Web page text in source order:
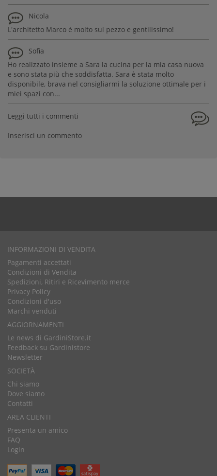
Nicola
L'architetto Marco è molto sul pezzo e gentilissimo!
Sofia
Ho realizzato insieme a Sara la cucina per la mia casa nuova
e sono stata più che soddisfatta. Sara è stata molto
disponibile, brava nel consigliarmi la soluzione ottimale per i
miei spazi con...
Leggi tutti i commenti
Inserisci un commento
INFORMAZIONI DI VENDITA
Pagamenti accettati
Condizioni di Vendita
Spedizioni, Ritiri e Ricevimento merce
Privacy Policy
Condizioni d'uso
Marchi venduti
AGGIORNAMENTI
Le news di GardiniStore.it
Feedback su Gardinistore
Newsletter
SOCIETÀ
Chi siamo
Dove siamo
Contatti
AREA CLIENTI
Presenta un amico
FAQ
Login